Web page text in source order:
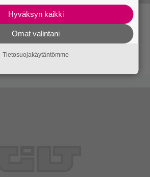
30 vuotta sitten
sai
sisältöä
Hyväksyn kaikki
Omat valintani
Tietosuojakäytäntömme